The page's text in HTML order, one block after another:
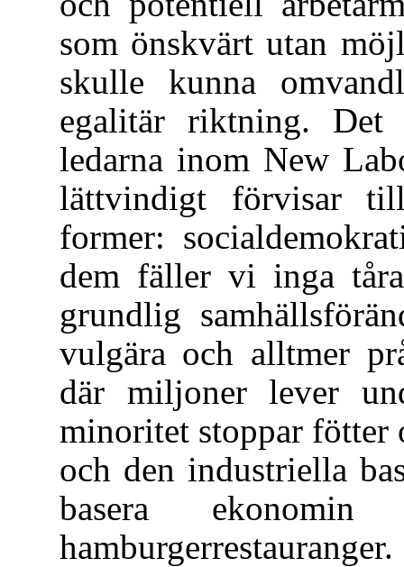
som önskvärt utan
skulle kunna
egalitär riktning.
ledarna inom New
lättvindigt förvisar
former:
dem fäller vi inga
grundlig
vulgära och alltmer
där miljoner lever
minoritet stoppar fötter
och den industriella
basera
hamburgerrestauranger.